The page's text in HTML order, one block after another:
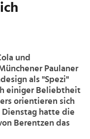
und
Paulaner
als "Spezi"
einiger Beliebtheit
orientieren sich
hatte die
Berentzen das